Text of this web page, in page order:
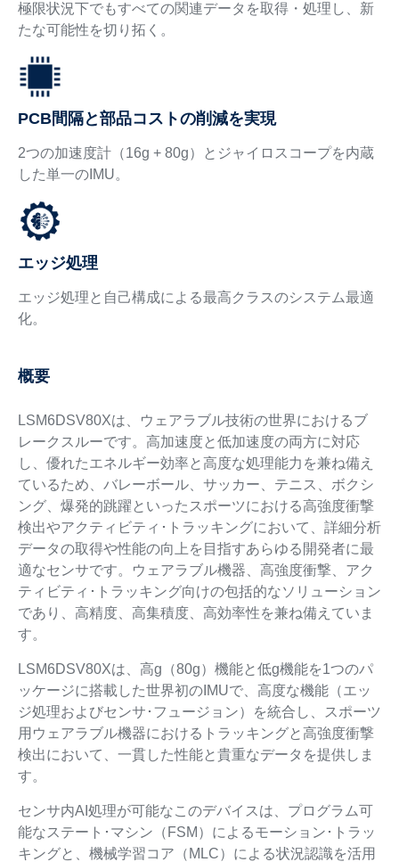
極限状況下でもすべての関連データを取得・処理し、新
たな可能性を切り拓く。
PCB間隔と部品コストの削減を実現
2つの加速度計（16g + 80g）とジャイロスコープを内蔵
した単一のIMU。
エッジ処理
エッジ処理と自己構成による最高クラスのシステム最適
化。
概要
LSM6DSV80Xは、ウェアラブル技術の世界におけるブ
レークスルーです。高加速度と低加速度の両方に対応
し、優れたエネルギー効率と高度な処理能力を兼ね備え
ているため、バレーボール、サッカー、テニス、ボクシ
ング、爆発的跳躍といったスポーツにおける高強度衝撃
検出やアクティビティ･トラッキングにおいて、詳細分析
データの取得や性能の向上を目指すあらゆる開発者に最
適なセンサです。ウェアラブル機器、高強度衝撃、アク
ティビティ･トラッキング向けの包括的なソリューション
であり、高精度、高集積度、高効率性を兼ね備えていま
す。
LSM6DSV80Xは、高g（80g）機能と低g機能を1つのパ
ッケージに搭載した世界初のIMUで、高度な機能（エッ
ジ処理およびセンサ･フュージョン）を統合し、スポーツ
用ウェアラブル機器におけるトラッキングと高強度衝撃
検出において、一貫した性能と貴重なデータを提供しま
す。
センサ内AI処理が可能なこのデバイスは、プログラム可
能なステート･マシン（FSM）によるモーション･トラッ
キングと、機械学習コア（MLC）による状況認識を活用